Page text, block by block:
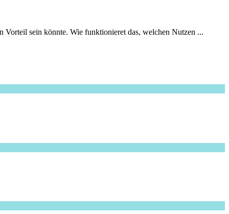
Vorteil sein könnte. Wie funktionieret das, welchen Nutzen ...